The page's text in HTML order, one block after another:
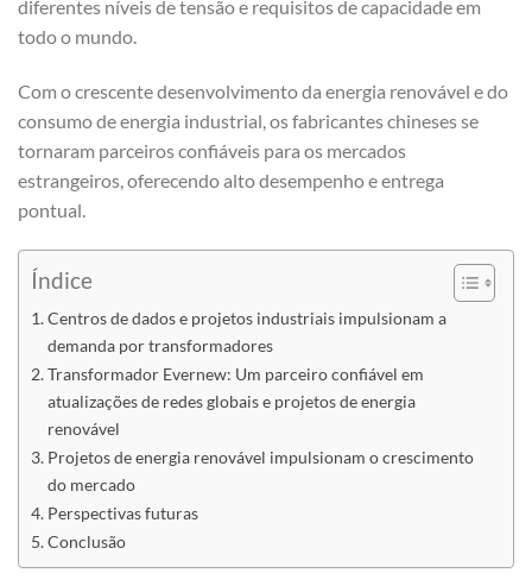
diferentes níveis de tensão e requisitos de capacidade em
todo o mundo.
Com o crescente desenvolvimento da energia renovável e do
consumo de energia industrial, os fabricantes chineses se
tornaram parceiros confiáveis para os mercados
estrangeiros, oferecendo alto desempenho e entrega
pontual.
Índice
Centros de dados e projetos industriais impulsionam a
demanda por transformadores
Transformador Evernew: Um parceiro confiável em
atualizações de redes globais e projetos de energia
renovável
Projetos de energia renovável impulsionam o crescimento
do mercado
Perspectivas futuras
Conclusão